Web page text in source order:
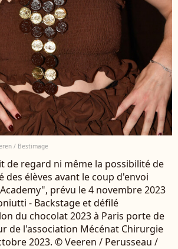
/ Bestimage
de regard ni même la possibilité de
élèves avant le coup d'envoi
prévu le 4 novembre 2023
- Backstage et défilé
du chocolat 2023 à Paris porte de
de l'association Mécénat Chirurgie
2023. © Veeren / Perusseau /